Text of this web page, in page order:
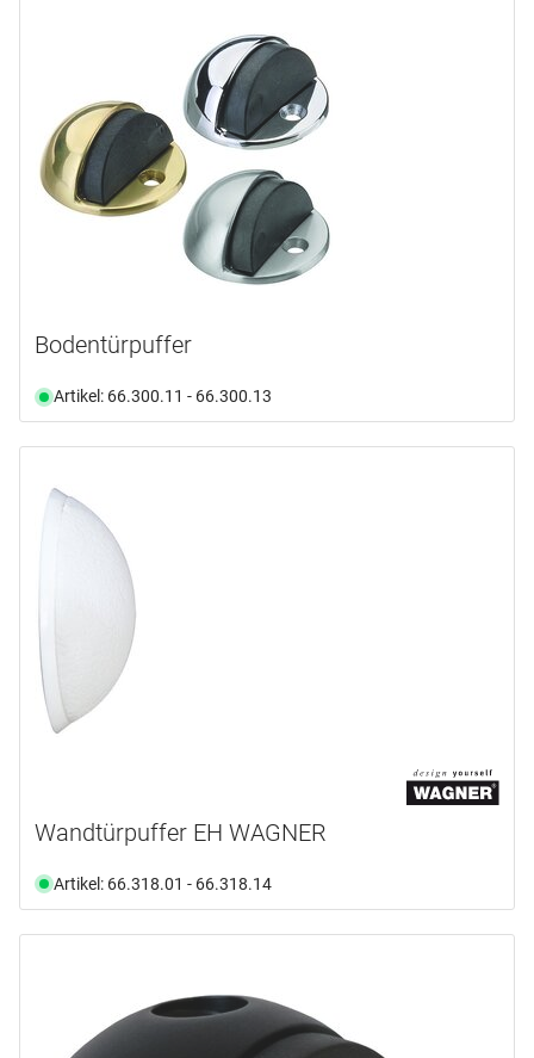
Bodentürpuffer
Artikel: 66.300.11 - 66.300.13
Wandtürpuffer EH WAGNER
Artikel: 66.318.01 - 66.318.14